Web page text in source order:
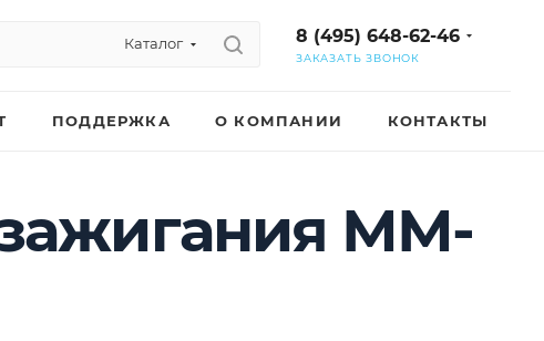
Каталог 8 (495) 648-62-46
ЗАКАЗАТЬ ЗВОНОК
ПОДДЕРЖКА О КОМПАНИИ КОНТАКТЫ
ММ-